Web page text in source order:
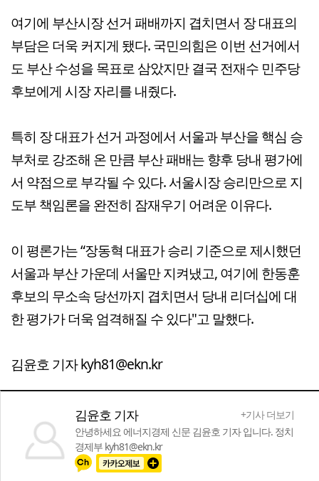
여기에 부산시장 선거 패배까지 겹치면서 장 대표의
부담은 더욱 커지게 됐다. 국민의힘은 이번 선거에서
도 부산 수성을 목표로 삼았지만 결국 전재수 민주당
후보에게 시장 자리를 내줬다.
특히 장 대표가 선거 과정에서 서울과 부산을 핵심 승
부처로 강조해 온 만큼 부산 패배는 향후 당내 평가에
서 약점으로 부각될 수 있다. 서울시장 승리만으로 지
도부 책임론을 완전히 잠재우기 어려운 이유다.
이 평론가는 “장동혁 대표가 승리 기준으로 제시했던
서울과 부산 가운데 서울만 지켜냈고, 여기에 한동훈
후보의 무소속 당선까지 겹치면서 당내 리더십에 대
한 평가가 더욱 엄격해질 수 있다"고 말했다.
김윤호 기자 kyh81@ekn.kr
김윤호 기자
+기사 더보기
안녕하세요 에너지경제 신문 김윤호 기자 입니다. 정치
경제부 kyh81@ekn.kr